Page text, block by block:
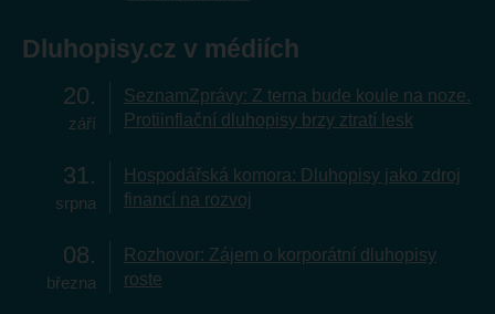
Dluhopisy.cz v médiích
20
září
SeznamZprávy: Z terna bude koule na noze.
Protiinflační dluhopisy brzy ztratí lesk
31
srpna
Hospodářská komora: Dluhopisy jako zdroj
financí na rozvoj
08
března
Rozhovor: Zájem o korporátní dluhopisy
roste